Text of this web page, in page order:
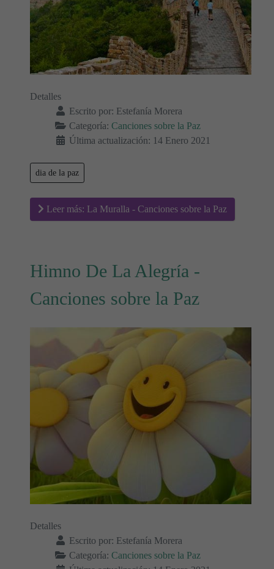
Detalles
Escrito por: Estefanía Morera
Categoría: Canciones sobre la Paz
Última actualización: 14 Enero 2021
dia de la paz
Leer más: La Muralla - Canciones sobre la Paz
Himno De La Alegría -
Canciones sobre la Paz
Detalles
Escrito por: Estefanía Morera
Categoría: Canciones sobre la Paz